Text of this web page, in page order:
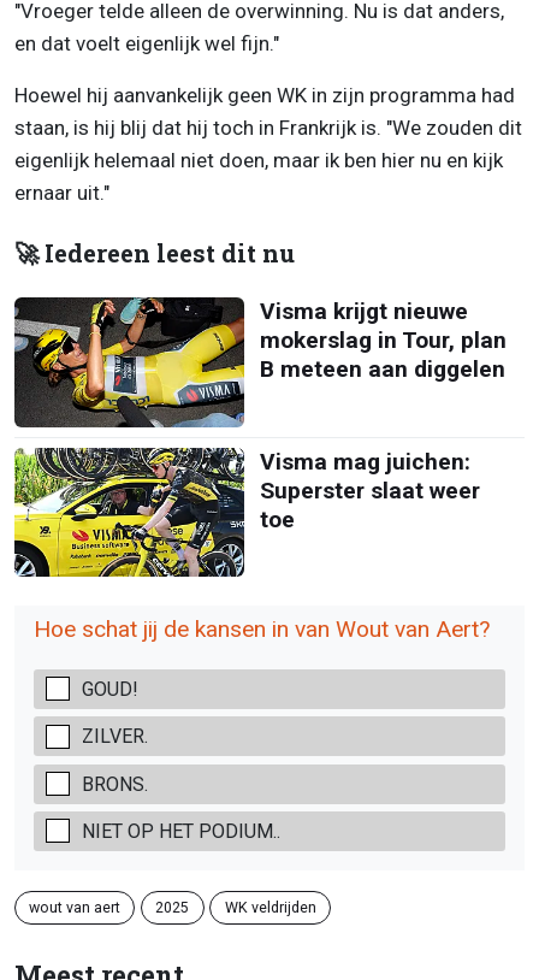
"Vroeger telde alleen de overwinning. Nu is dat anders,
en dat voelt eigenlijk wel fijn."
Hoewel hij aanvankelijk geen WK in zijn programma had
staan, is hij blij dat hij toch in Frankrijk is. "We zouden dit
eigenlijk helemaal niet doen, maar ik ben hier nu en kijk
ernaar uit."
🚀 Iedereen leest dit nu
Visma krijgt nieuwe
mokerslag in Tour, plan
B meteen aan diggelen
Visma mag juichen:
Superster slaat weer
toe
Hoe schat jij de kansen in van Wout van Aert?
GOUD!
ZILVER.
BRONS.
NIET OP HET PODIUM..
wout van aert 2025 WK veldrijden